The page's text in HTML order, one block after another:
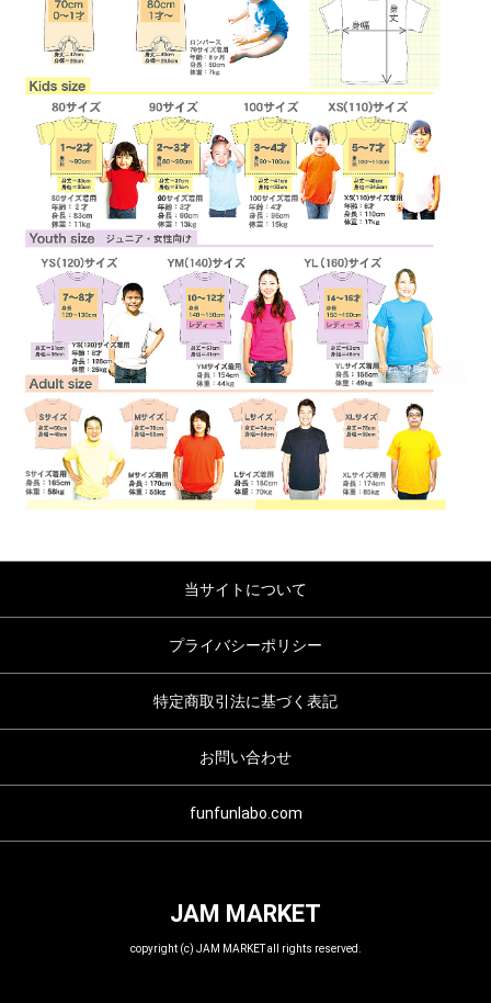
当サイトについて
プライバシーポリシー
特定商取引法に基づく表記
お問い合わせ
funfunlabo.com
JAM MARKET
copyright (c) JAM MARKET all rights reserved.